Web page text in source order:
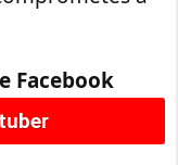
Facebook